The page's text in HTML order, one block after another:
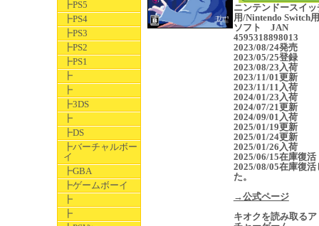
┣PS5
┣PS4
┣PS3
┣PS2
┣PS1
┣
┣
┣3DS
┣
┣DS
┣バーチャルボー
イ
┣GBA
┣ゲームボーイ
┣
┣
ニンテンドースイッ
用/Nintendo Switch
ソフト JAN
4595318898013
2023/08/24発売
2023/05/25登録
2023/08/23入荷
2023/11/01更新
2023/11/11入荷
2024/01/23入荷
2024/07/21更新
2024/09/01入荷
2025/01/19更新
2025/01/24更新
2025/01/26入荷
2025/06/15在庫復活
2025/08/05在庫復活
た。
→公式ページ
キオクを読み取る